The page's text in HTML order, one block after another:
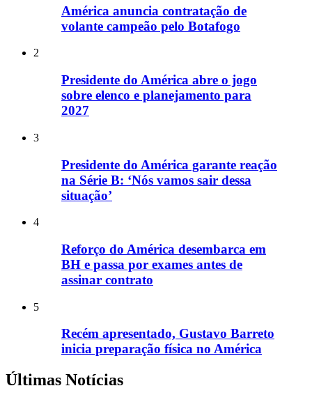
América anuncia contratação de
volante campeão pelo Botafogo
2
Presidente do América abre o jogo
sobre elenco e planejamento para
2027
3
Presidente do América garante reação
na Série B: ‘Nós vamos sair dessa
situação’
4
Reforço do América desembarca em
BH e passa por exames antes de
assinar contrato
5
Recém apresentado, Gustavo Barreto
inicia preparação física no América
Últimas Notícias